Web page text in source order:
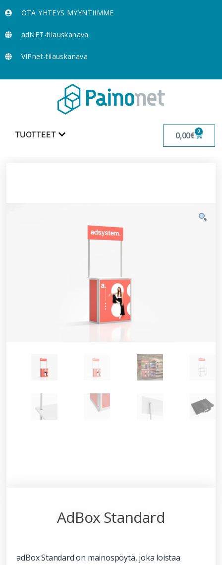
OTA YHTEYS MYYNTIIMME
adNET-tilauskanava
VIPnet-tilauskanava
TUOTTEET 0,00€ 0
AdBox Standard
adBox Standard on mainospöytä, joka loistaa